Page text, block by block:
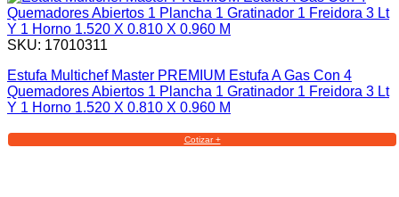
SKU: 17010311
Estufa Multichef Master PREMIUM Estufa A Gas Con 4
Quemadores Abiertos 1 Plancha 1 Gratinador 1 Freidora 3 Lt
Y 1 Horno 1.520 X 0.810 X 0.960 M
Cotizar +